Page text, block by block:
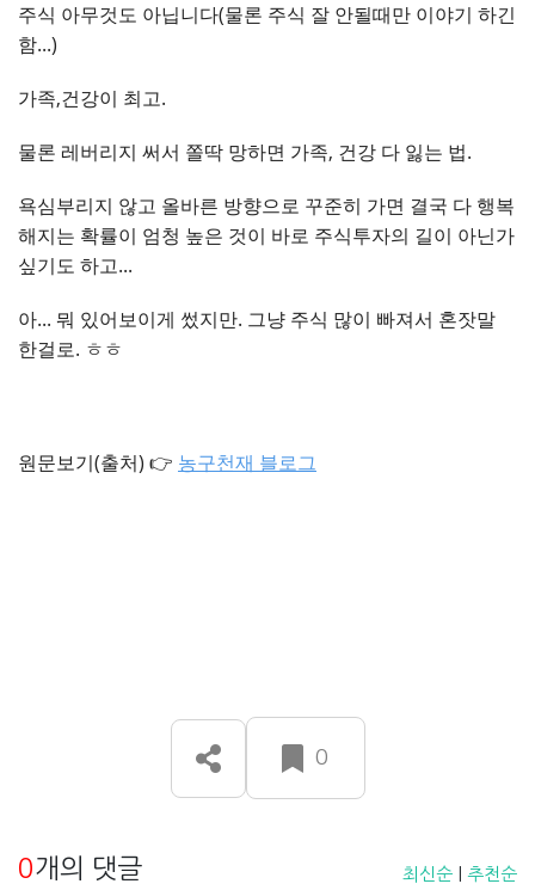
주식 아무것도 아닙니다(물론 주식 잘 안될때만 이야기 하긴
함...)
가족,건강이 최고.
물론 레버리지 써서 쫄딱 망하면 가족, 건강 다 잃는 법.
욕심부리지 않고 올바른 방향으로 꾸준히 가면 결국 다 행복
해지는 확률이 엄청 높은 것이 바로 주식투자의 길이 아닌가
싶기도 하고...
아... 뭐 있어보이게 썼지만. 그냥 주식 많이 빠져서 혼잣말
한걸로. ㅎㅎ
원문보기(출처) 👉 농구천재 블로그
0
0개의 댓글 최신순 추천순